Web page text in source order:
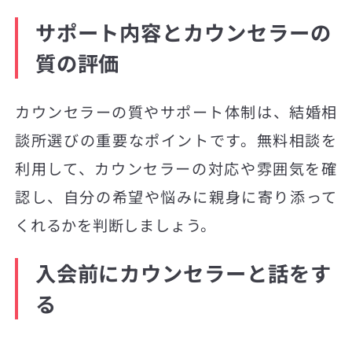
サポート内容とカウンセラーの
質の評価
カウンセラーの質やサポート体制は、結婚相
談所選びの重要なポイントです。無料相談を
利用して、カウンセラーの対応や雰囲気を確
認し、自分の希望や悩みに親身に寄り添って
くれるかを判断しましょう。
入会前にカウンセラーと話をす
る